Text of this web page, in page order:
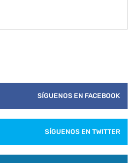
SÍGUENOS EN FACEBOOK
SÍGUENOS EN TWITTER